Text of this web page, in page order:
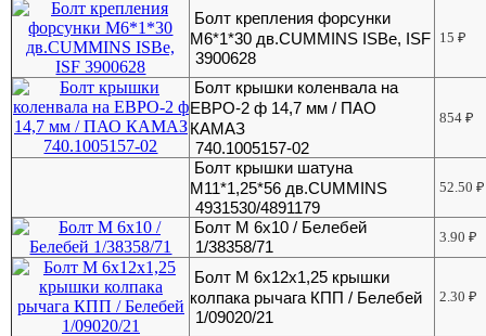
Болт крепления форсунки
M6*1*30 дв.CUMMINS ISBe, ISF
3900628
15₽
Болт крышки коленвала на
ЕВРО-2 ф 14,7 мм / ПАО
КАМАЗ
740.1005157-02
854₽
Болт крышки шатуна
М11*1,25*56 дв.CUMMINS
4931530/4891179
52.50₽
Болт М 6х10 / Белебей
1/38358/71
3.90₽
Болт М 6х12х1,25 крышки
колпака рычага КПП / Белебей
1/09020/21
2.30₽